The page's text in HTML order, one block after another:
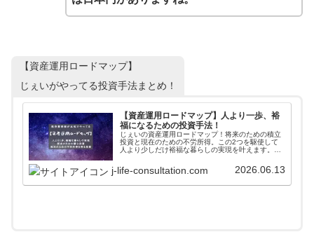
【資産運用ロードマップ】
じぇいがやってる投資手法まとめ！
【資産運用ロードマップ】人より一歩、裕
福になるための投資手法！
じぇいの資産運用ロードマップ！将来のための積立
投資と現在のための不労所得。この2つを駆使して
人より少しだけ裕福な暮らしの実現を叶えます。そ
解説していきます。100万から始めるポートフォリ
オも公開中！
j-life-consultation.com 2026.06.13